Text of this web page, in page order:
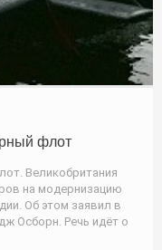
флот
Великобритания
на модернизацию
Об этом заявил в
Осборн. Речь идёт о